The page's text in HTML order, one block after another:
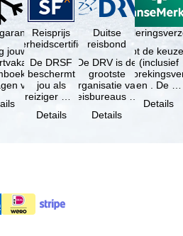
jouw
voor
Reisprijs
zekerheidscertificaat
De DRSF
beschermt
jou als
reiziger met
pakketreis
Details
Duitse
reisbond
De DRV is de
grootste
organisatie van
reisbureaus en
in Duitsland. …
Details
Je hebt de
(inclusief
en . De …
Details